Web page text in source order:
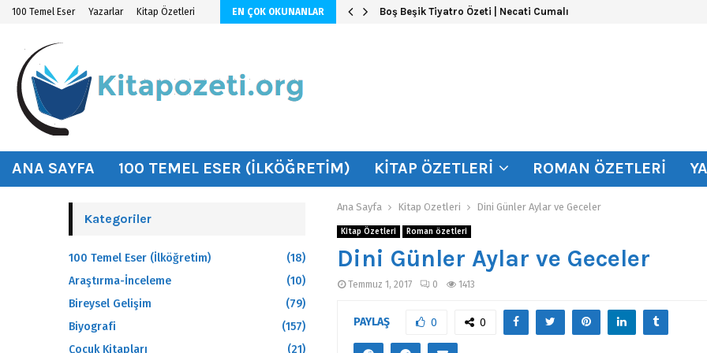
100 Temel Eser Yazarlar Kitap Özetleri EN ÇOK OKUNANLAR
ÖZETİ Boş Beşik Tiyatro Özeti | Necati Cumalı
ANA SAYFA 100 TEMEL ESER (İLKÖĞRETIM) KITAP ÖZETLERI ROMAN ÖZETLERI
Ana Sayfa Kitap Özetleri Dini Günler Aylar ve Geceler
Kitap Özetleri Roman özetleri
Dini Günler Aylar ve Geceler
Temmuz 1, 2017 0 1413
PAYLAŞ 0 0
Kategoriler
100 Temel Eser (İlköğretim)
(18)
Araştırma-İnceleme
(10)
Bireysel Gelişim
(79)
Biyografi
(157)
Çocuk Kitapları
(21)